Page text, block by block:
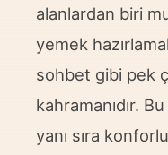
alanlardan biri
yemek
sohbet gibi pek
kahramanıdır.
yanı sıra